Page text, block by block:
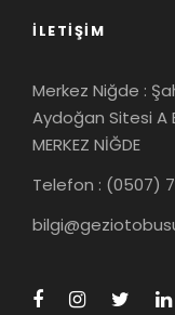
İLETIŞIM
Merkez Niğde :
Aydoğan Sitesi A
MERKEZ NİĞDE
Telefon : (0507)